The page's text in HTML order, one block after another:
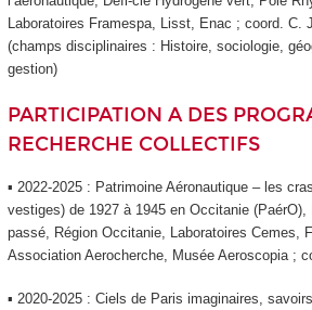
Laboratoires Framespa, Lisst, Enac ; coord. C.
(champs disciplinaires : Histoire, sociologie,
gestion)
PARTICIPATION A DES
RECHERCHE COLLECTIFS
▪ 2022-2025 : Patrimoine Aéronautique – les
vestiges) de 1927 à 1945 en Occitanie
passé, Région Occitanie, Laboratoires Cemes,
Association Aerocherche, Musée Aeroscopia ;
▪ 2020-2025 : Ciels de Paris imaginaires,